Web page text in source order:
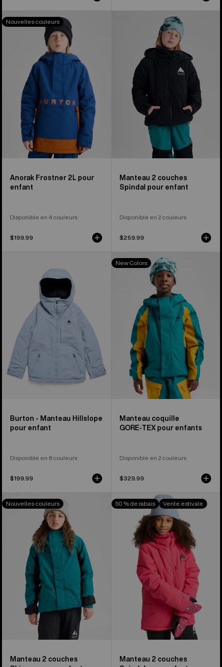
Burton –
Anorak
Nouvelles couleurs
Anorak Frostner 2L pour
enfant
Disponible en 4 couleurs
$199.99
Manteau 2 couches
Manteau 2 couches
Spindal pour enfant
Disponible en 2 couleurs
$259.99
enfants
Burton - Manteau Hillslope
pour enfant
Disponible en 8 couleurs
$199.99
Burton
-
GORE-
enfant
New Colors
Manteau coquille
GORE‑TEX pour enfants
Disponible en 2 couleurs
$329.99
Burton
-
Skimmer
Nouvelles couleurs
Manteau 2 couches
Burton –
Manteau 2 couches
Spindal
Enfant
50 % de rabais Vente estivale
Manteau 2 couches